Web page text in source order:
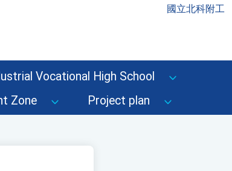
國立北科附工
Vocational High School
Zone Project plan